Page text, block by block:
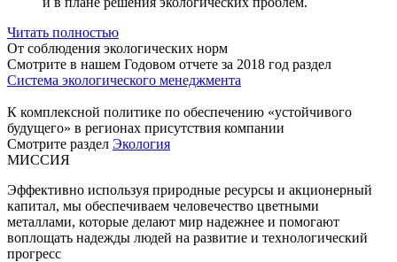
Читать полностью
От соблюдения экологических норм
Смотрите в нашем Годовом отчете за 2018 год раздел
Система экологического менеджмента
К комплексной политике по обеспечению «устойчивого
будущего» в регионах присутствия компании
Смотрите раздел Экология
МИССИЯ
Эффективно используя природные ресурсы и акционерный
капитал, мы обеспечиваем человечество цветными
металлами, которые делают мир надежнее и помогают
воплощать надежды людей на развитие и технологический
прогресс